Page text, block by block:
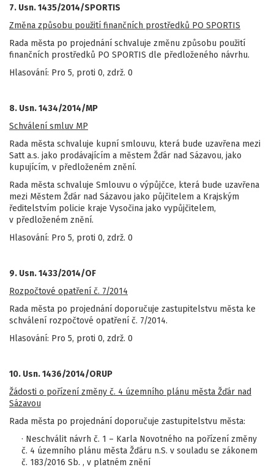
7. Usn. 1435/2014/SPORTIS
Změna způsobu použití finančních prostředků PO SPORTIS
Rada města po projednání schvaluje změnu způsobu použití
finančních prostředků PO SPORTIS dle předloženého návrhu.
Hlasování: Pro 5, proti 0, zdrž. 0
8. Usn. 1434/2014/MP
Schválení smluv MP
Rada města schvaluje kupní smlouvu, která bude uzavřena mezi
Satt a.s. jako prodávajícím a městem Žďár nad Sázavou, jako
kupujícím, v předloženém znění.
Rada města schvaluje Smlouvu o výpůjčce, která bude uzavřena
mezi Městem Žďár nad Sázavou jako půjčitelem a Krajským
ředitelstvím policie kraje Vysočina jako vypůjčitelem,
v předloženém znění.
Hlasování: Pro 5, proti 0, zdrž. 0
9. Usn. 1433/2014/OF
Rozpočtové opatření č. 7/2014
Rada města po projednání doporučuje zastupitelstvu města ke
schválení rozpočtové opatření č. 7/2014.
Hlasování: Pro 5, proti 0, zdrž. 0
10. Usn. 1436/2014/ORUP
Žádosti o pořízení změny č. 4 územního plánu města Žďár nad
Sázavou
Rada města po projednání doporučuje zastupitelstvu města:
· Neschválit návrh č. 1 – Karla Novotného na pořízení změny
č. 4 územního plánu města Žďáru n.S. v souladu se zákonem
č. 183/2016 Sb. , v platném znění